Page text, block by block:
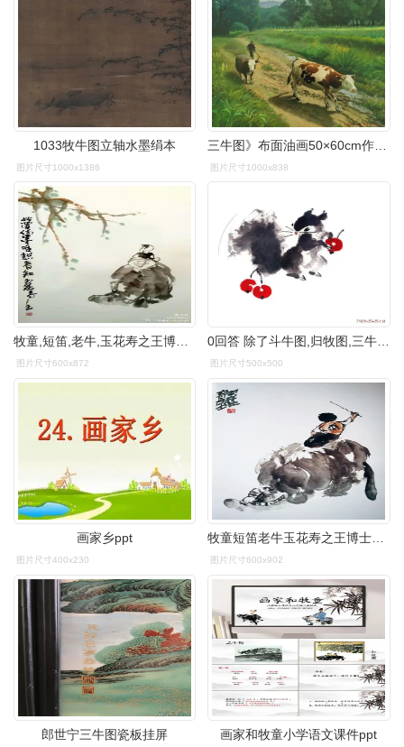
1033牧牛图立轴水墨绢本
图片尺寸1000x1386 图片尺寸1000x838
牧童,短笛,老牛,玉花寿之王博士的三牛图超越了《西游记》戏水菡萏
图片尺寸600x872
0回答 除了斗牛图,归牧图,三牛图,戴嵩还有哪些名画 0回答 宝宝上
图片尺寸500x500
画家乡ppt
图片尺寸400x230 图片尺寸600x902
郎世宁三牛图瓷板挂屏 画家和牧童小学语文课件ppt